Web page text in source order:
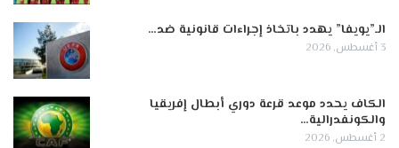
الـ”يويفا” يهدد باتخاذ إجراءات قانونية ضد…
3 أغسطس, 2026
الكاف يحدد موعد قرعة دوري أبطال إفريقيا
والكونفدرالية…
2 أغسطس, 2026